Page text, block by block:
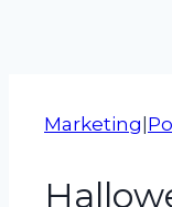
Marketing